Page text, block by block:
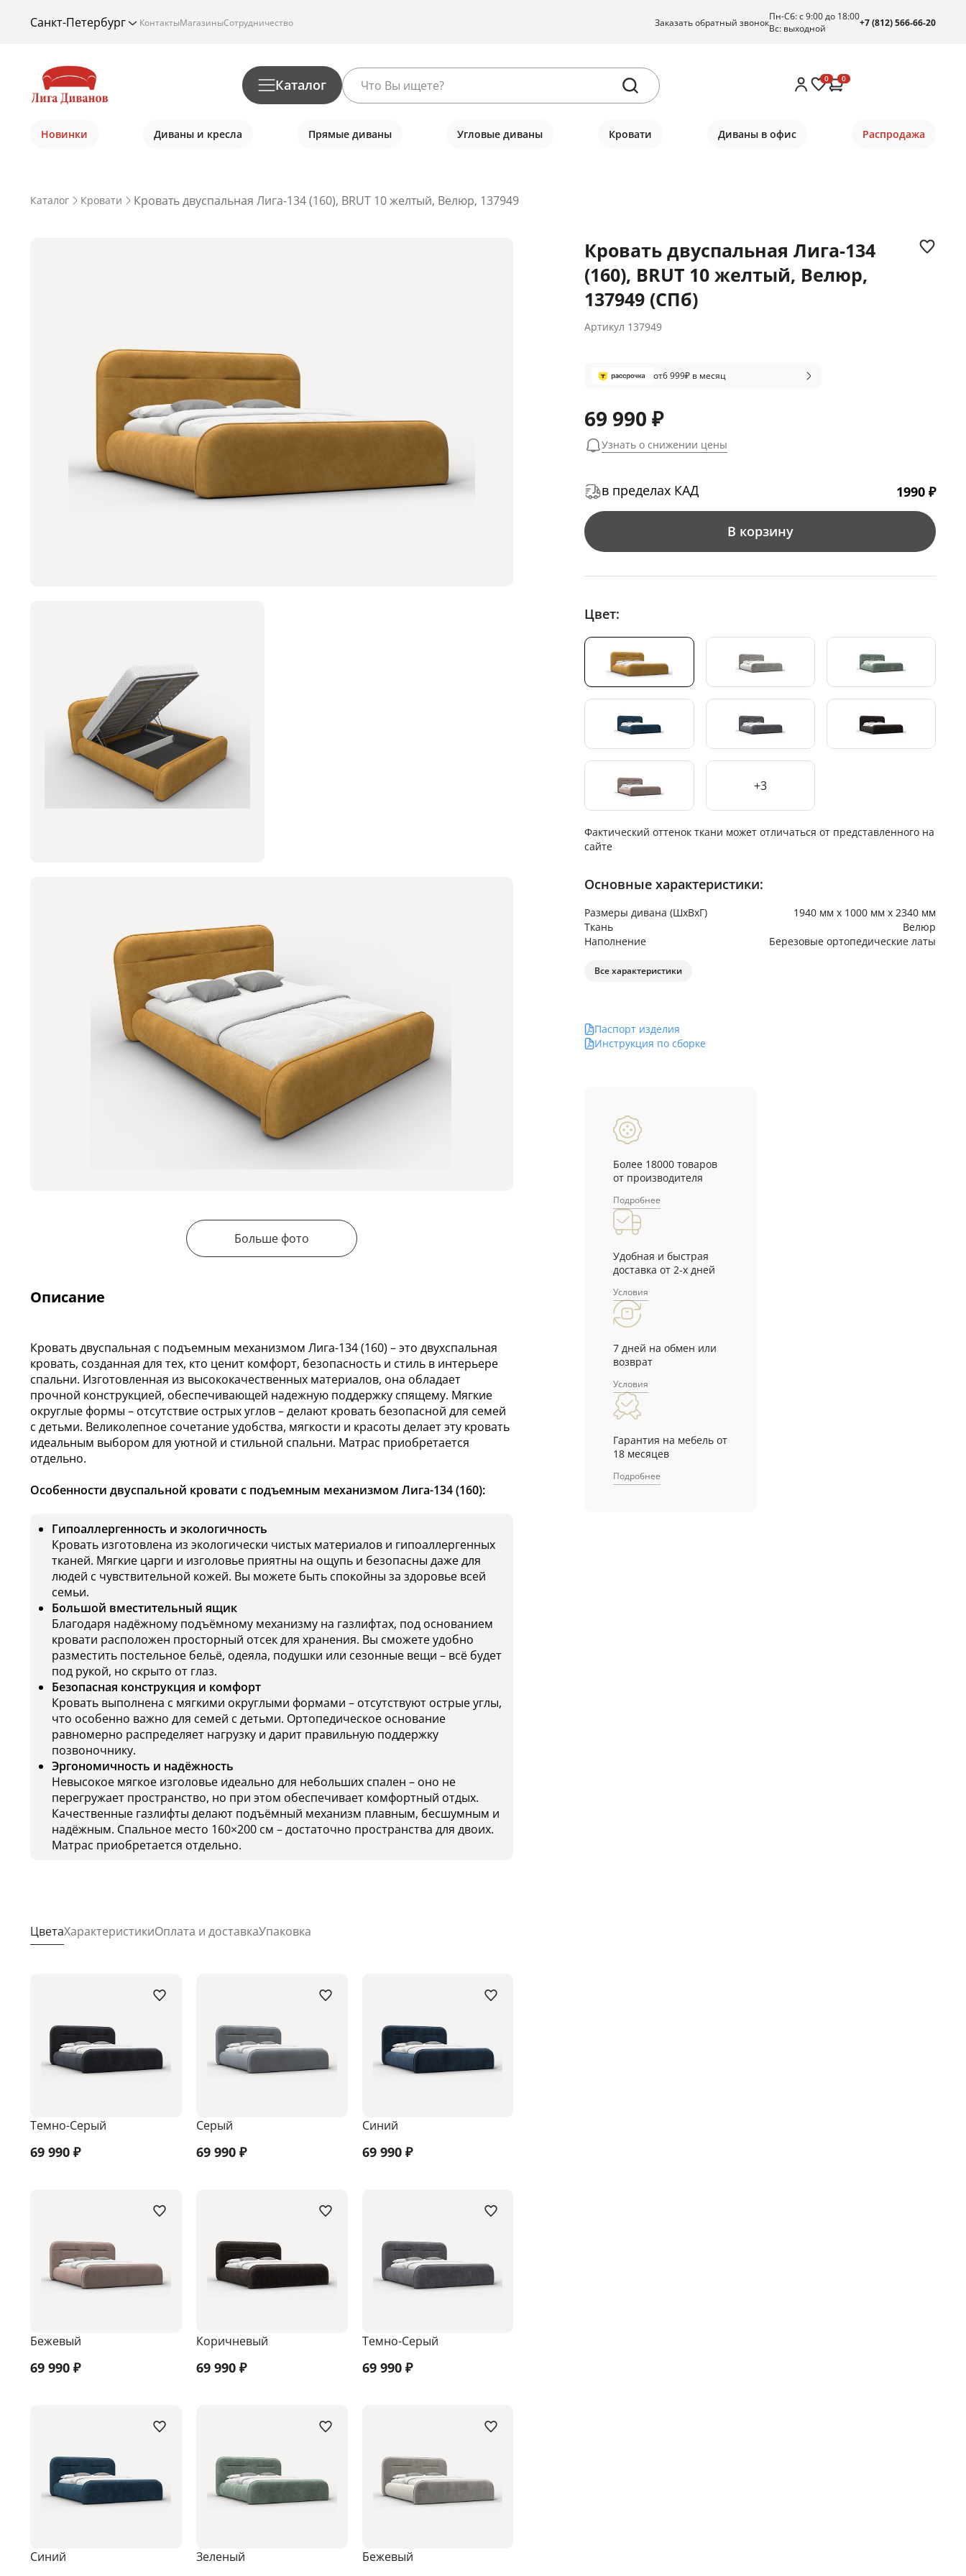
Санкт-Петербург КонтактыМагазиныСотрудничество Заказать обратный звонокПн-Сб: с 9:00 до 18:00
Вс: выходной
+7 (812) 566-66-20
Каталог 0 0
Новинки Диваны и кресла Прямые диваны Угловые диваны Кровати Диваны в офис Распродажа
Каталог Кровати Кровать двуспальная Лига-134 (160), BRUT 10 желтый, Велюр, 137949
Больше фото
Описание
Кровать двуспальная с подъемным механизмом Лига-134 (160) – это двухспальная
кровать, созданная для тех, кто ценит комфорт, безопасность и стиль в интерьере
спальни. Изготовленная из высококачественных материалов, она обладает
прочной конструкцией, обеспечивающей надежную поддержку спящему. Мягкие
округлые формы – отсутствие острых углов – делают кровать безопасной для семей
с детьми. Великолепное сочетание удобства, мягкости и красоты делает эту кровать
идеальным выбором для уютной и стильной спальни. Матрас приобретается
отдельно.
Особенности двуспальной кровати с подъемным механизмом Лига-134 (160):
Гипоаллергенность и экологичность
Кровать изготовлена из экологически чистых материалов и гипоаллергенных
тканей. Мягкие царги и изголовье приятны на ощупь и безопасны даже для
людей с чувствительной кожей. Вы можете быть спокойны за здоровье всей
семьи.
Большой вместительный ящик
Благодаря надёжному подъёмному механизму на газлифтах, под основанием
кровати расположен просторный отсек для хранения. Вы сможете удобно
разместить постельное бельё, одеяла, подушки или сезонные вещи – всё будет
под рукой, но скрыто от глаз.
Безопасная конструкция и комфорт
Кровать выполнена с мягкими округлыми формами – отсутствуют острые углы,
что особенно важно для семей с детьми. Ортопедическое основание
равномерно распределяет нагрузку и дарит правильную поддержку
позвоночнику.
Эргономичность и надёжность
Невысокое мягкое изголовье идеально для небольших спален – оно не
перегружает пространство, но при этом обеспечивает комфортный отдых.
Качественные газлифты делают подъёмный механизм плавным, бесшумным и
надёжным. Спальное место 160×200 см – достаточно пространства для двоих.
Матрас приобретается отдельно.
ЦветаХарактеристикиОплата и доставкаУпаковка
Темно-Серый
69 990 ₽
Серый
69 990₽
Синий
69 990₽
Бежевый
69 990 ₽
Коричневый
69 990₽
Темно-Серый
69 990₽
Синий Зеленый Бежевый
Кровать двуспальная Лига-134
(160), BRUT 10 желтый, Велюр,
137949 (СПб)
Артикул 137949
от6 999₽ в месяц
69 990 ₽
Узнать о снижении цены
в пределах КАД 1990 ₽
В корзину
Цвет:
+3
Фактический оттенок ткани может отличаться от представленного на
сайте
Основные характеристики:
Размеры дивана (ШхВхГ)
1940 мм х 1000 мм х 2340 мм
Ткань
Велюр
Наполнение
Березовые ортопедические латы
Все характеристики
Паспорт изделия
Инструкция по сборке
Более 18000 товаров
от производителя
Подробнее
Удобная и быстрая
доставка от 2-х дней
Условия
7 дней на обмен или
возврат
Условия
Гарантия на мебель от
18 месяцев
Подробнее